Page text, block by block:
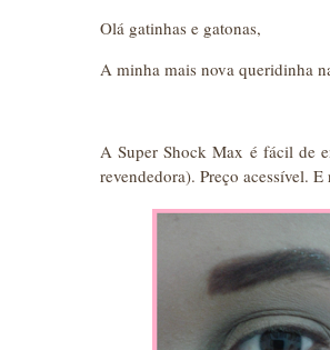
Olá gatinhas e gatonas,
A minha mais nova queridinha
A Super Shock Max é fácil de
revendedora). Preço acessível.